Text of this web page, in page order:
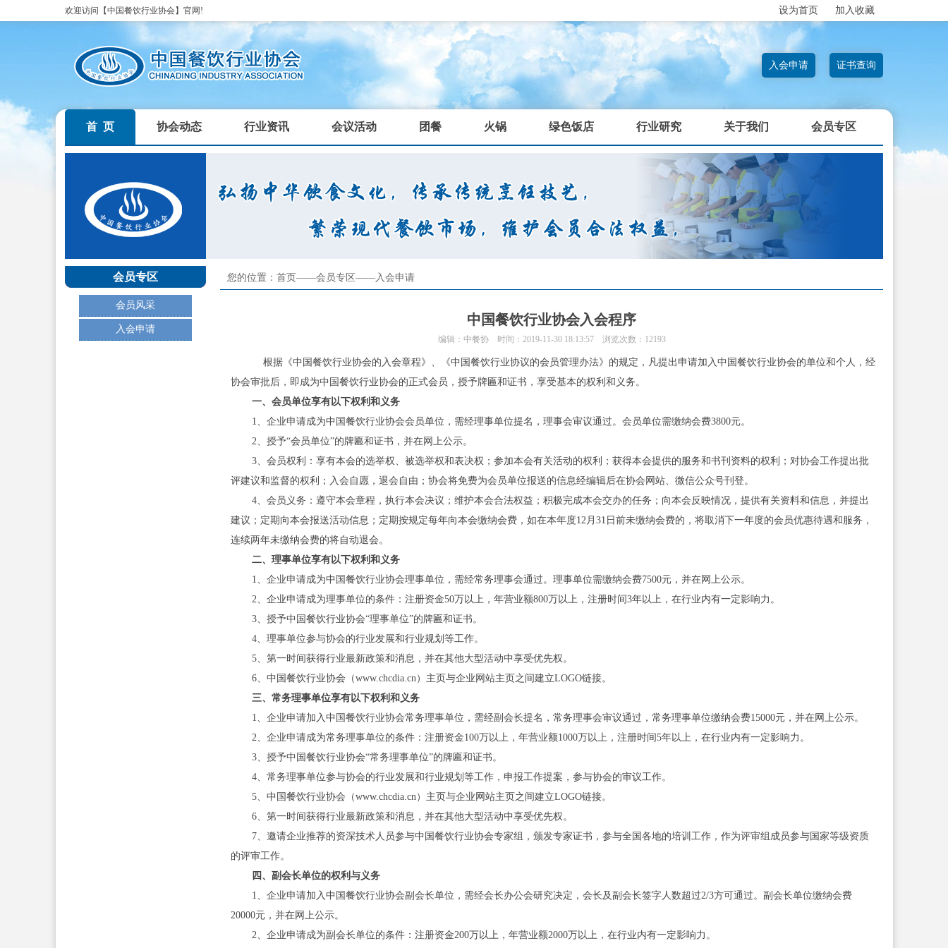
欢迎访问【中国餐饮行业协会】官网! 设为首页 加入收藏
入会申请 证书查询
首 页 协会动态 行业资讯 会议活动 团餐 火锅 绿色饭店 行业研究 关于我们 会员专区
会员专区
会员风采
入会申请
您的位置：首页——会员专区——入会申请
中国餐饮行业协会入会程序
编辑：中餐协 时间：2019-11-30 18:13:57 浏览次数： 12193
根据《中国餐饮行业协会的入会章程》、《中国餐饮行业协议的会员管理办法》的规定，凡提出申请加入中国餐饮行业协会的单位和个人，经
协会审批后，即成为中国餐饮行业协会的正式会员，授予牌匾和证书，享受基本的权利和义务。
一、会员单位享有以下权利和义务
1、企业申请成为中国餐饮行业协会会员单位，需经理事单位提名，理事会审议通过。会员单位需缴纳会费3800元。
2、授予“会员单位”的牌匾和证书，并在网上公示。
3、会员权利：享有本会的选举权、被选举权和表决权；参加本会有关活动的权利；获得本会提供的服务和书刊资料的权利；对协会工作提出批
评建议和监督的权利；入会自愿，退会自由；协会将免费为会员单位报送的信息经编辑后在协会网站、微信公众号刊登。
4、会员义务：遵守本会章程，执行本会决议；维护本会合法权益；积极完成本会交办的任务；向本会反映情况，提供有关资料和信息，并提出
建议；定期向本会报送活动信息；定期按规定每年向本会缴纳会费，如在本年度12月31日前未缴纳会费的，将取消下一年度的会员优惠待遇和服务，
连续两年未缴纳会费的将自动退会。
二、理事单位享有以下权利和义务
1、企业申请成为中国餐饮行业协会理事单位，需经常务理事会通过。理事单位需缴纳会费7500元，并在网上公示。
2、企业申请成为理事单位的条件：注册资金50万以上，年营业额800万以上，注册时间3年以上，在行业内有一定影响力。
3、授予中国餐饮行业协会“理事单位”的牌匾和证书。
4、理事单位参与协会的行业发展和行业规划等工作。
5、第一时间获得行业最新政策和消息，并在其他大型活动中享受优先权。
6、中国餐饮行业协会（www.chcdia.cn）主页与企业网站主页之间建立LOGO链接。
三、常务理事单位享有以下权利和义务
1、企业申请加入中国餐饮行业协会常务理事单位，需经副会长提名，常务理事会审议通过，常务理事单位缴纳会费15000元，并在网上公示。
2、企业申请成为常务理事单位的条件：注册资金100万以上，年营业额1000万以上，注册时间5年以上，在行业内有一定影响力。
3、授予中国餐饮行业协会“常务理事单位”的牌匾和证书。
4、常务理事单位参与协会的行业发展和行业规划等工作，申报工作提案，参与协会的审议工作。
5、中国餐饮行业协会（www.chcdia.cn）主页与企业网站主页之间建立LOGO链接。
6、第一时间获得行业最新政策和消息，并在其他大型活动中享受优先权。
7、邀请企业推荐的资深技术人员参与中国餐饮行业协会专家组，颁发专家证书，参与全国各地的培训工作，作为评审组成员参与国家等级资质
的评审工作。
四、副会长单位的权利与义务
1、企业申请加入中国餐饮行业协会副会长单位，需经会长办公会研究决定，会长及副会长签字人数超过2/3方可通过。副会长单位缴纳会费
20000元，并在网上公示。
2、企业申请成为副会长单位的条件：注册资金200万以上，年营业额2000万以上，在行业内有一定影响力。